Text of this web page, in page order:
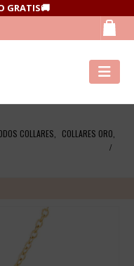
GRATIS🚚
COLLARES COLLARES ORO